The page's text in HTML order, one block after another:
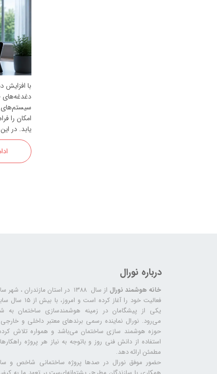
با
دغدغه‌های
سیستم‌های
امکان را
یابد. در
درباره نورال
خانه هوشمند نورال
از سال ۱۳۸۸ در استان مازندران ، شهر
فعالیت خود را آغاز کرده است و امروز، با
یکی از پیشگامان در زمینه هوشمندسازی ساختمان به
می‌رود. نورال نماینده رسمی برندهای معتبر داخلی و
حوزه هوشمند سازی ساختمان می‌باشد و همواره تلاش
استفاده از دانش فنی روز و باتوجه به نیاز هر پروژه
مطمئن ارائه دهد.
حضور موفق نورال در صدها پروژه‌ ساختمانی شاخص و